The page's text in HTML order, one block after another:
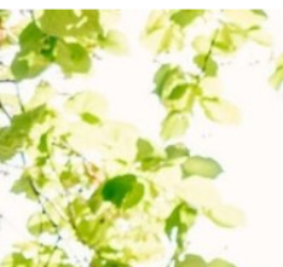
Demo buchen